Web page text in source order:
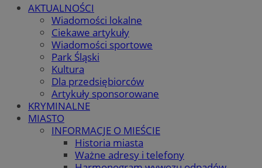
AKTUALNOŚCI
Wiadomości lokalne
Ciekawe artykuły
Wiadomości sportowe
Park Śląski
Kultura
Dla przedsiębiorców
Artykuły sponsorowane
KRYMINALNE
MIASTO
INFORMACJE O MIEŚCIE
Historia miasta
Ważne adresy i telefony